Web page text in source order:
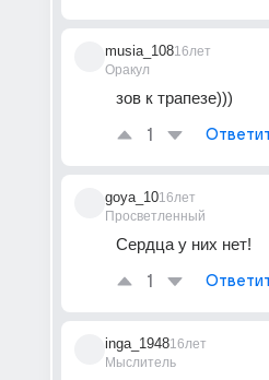
musia_108
Оракул
16лет
зов к трапезе)))
1
goya_10
Просветленный
16лет
Сердца у них нет!
1
inga_1948
Мыслитель
16лет